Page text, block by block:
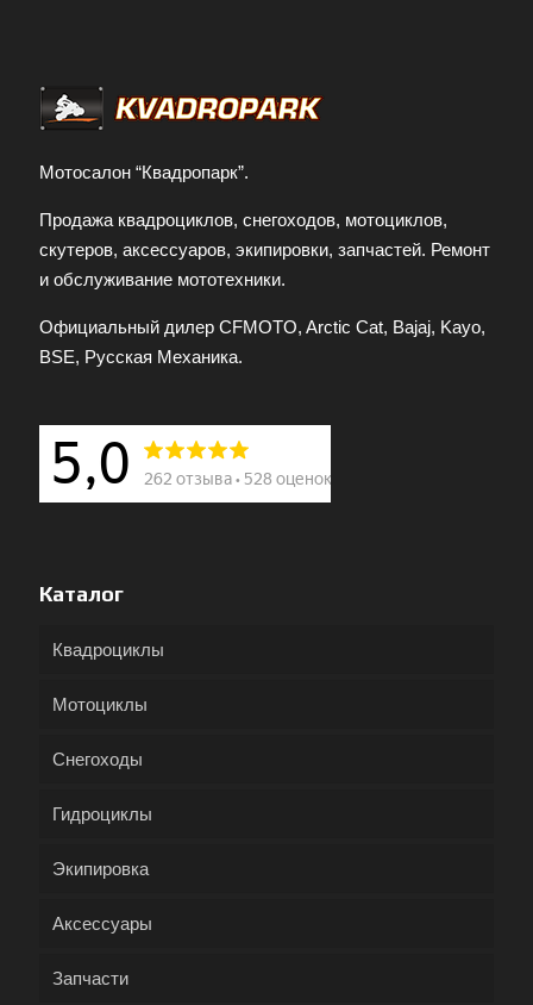
Мотосалон “Квадропарк”.
Продажа квадроциклов, снегоходов, мотоциклов,
скутеров, аксессуаров, экипировки, запчастей. Ремонт
и обслуживание мототехники.
Официальный дилер CFMOTO, Arctic Cat, Bajaj, Kayo,
BSE, Русская Механика.
Каталог
Квадроциклы
Мотоциклы
Снегоходы
Гидроциклы
Экипировка
Аксессуары
Запчасти